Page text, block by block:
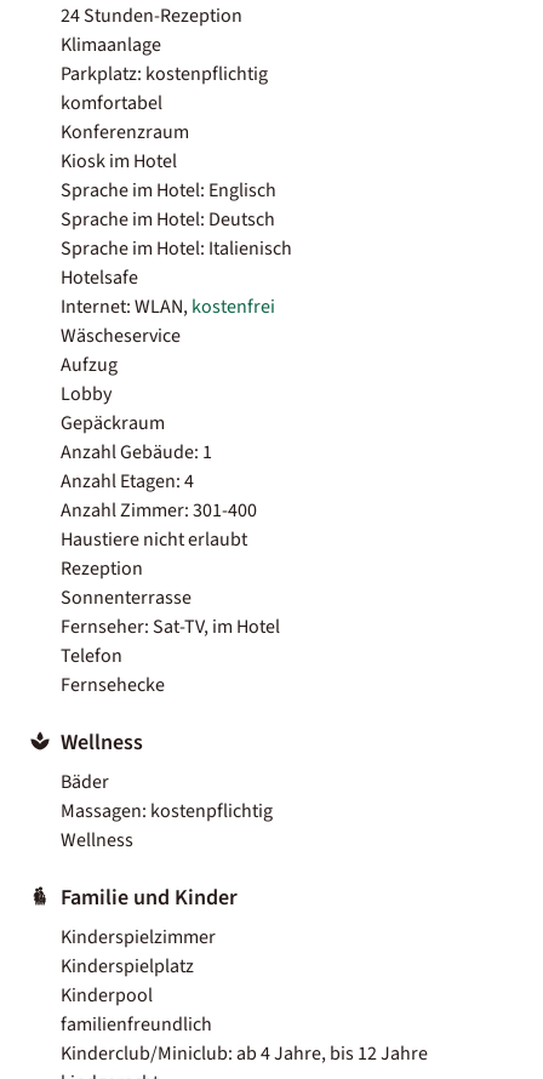
24 Stunden-Rezeption
Klimaanlage
Parkplatz: kostenpflichtig
komfortabel
Konferenzraum
Kiosk im Hotel
Sprache im Hotel: Englisch
Sprache im Hotel: Deutsch
Sprache im Hotel: Italienisch
Hotelsafe
Internet: WLAN,kostenfrei
Wäscheservice
Aufzug
Lobby
Gepäckraum
Anzahl Gebäude: 1
Anzahl Etagen: 4
Anzahl Zimmer: 301-400
Haustiere nicht erlaubt
Rezeption
Sonnenterrasse
Fernseher: Sat-TV, im Hotel
Telefon
Fernsehecke
Wellness
Bäder
Massagen: kostenpflichtig
Wellness
Familie und Kinder
Kinderspielzimmer
Kinderspielplatz
Kinderpool
familienfreundlich
Kinderclub/Miniclub: ab 4 Jahre, bis 12 Jahre